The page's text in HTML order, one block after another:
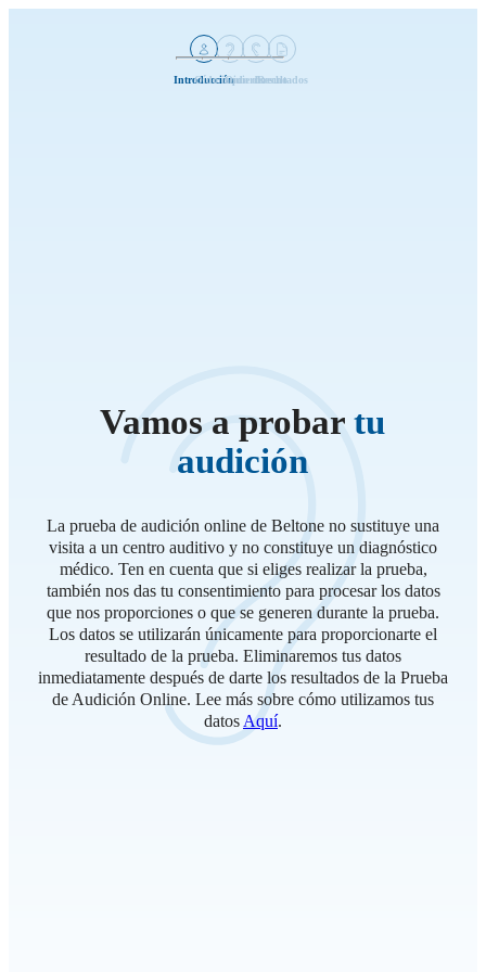
Introducción
Oído izquierdo
Oido derecho
Resultados
Vamos a probartu
audición
La prueba de audición online de Beltone no sustituye una
visita a un centro auditivo y no constituye un diagnóstico
médico. Ten en cuenta que si eliges realizar la prueba,
también nos das tu consentimiento para procesar los datos
que nos proporciones o que se generen durante la prueba.
Los datos se utilizarán únicamente para proporcionarte el
resultado de la prueba. Eliminaremos tus datos
inmediatamente después de darte los resultados de la Prueba
de Audición Online. Lee más sobre cómo utilizamos tus
datos Aquí.